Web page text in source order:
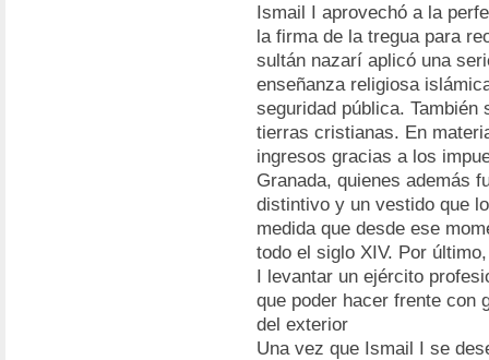
Ismail I aprovechó a la
la firma de la tregua para
sultán nazarí aplicó una
enseñanza religiosa
seguridad pública.
tierras cristianas. En
ingresos gracias a los
Granada, quienes además
distintivo y un vestido que
medida que desde ese
todo el siglo XIV. Por
I levantar un ejército
que poder hacer frente con
del exterior
Una vez que Ismail I se